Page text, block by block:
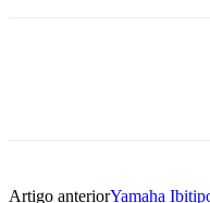
Artigo anteriorYamaha